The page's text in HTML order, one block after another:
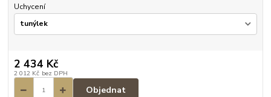
Uchycení
2 434 Kč
2 012 Kč bez DPH
Objednat